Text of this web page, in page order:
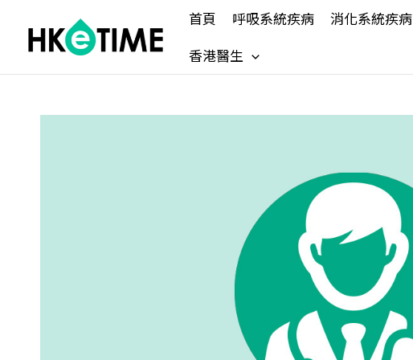
content
首頁 呼吸系統疾病 消化系統疾病
香港醫生